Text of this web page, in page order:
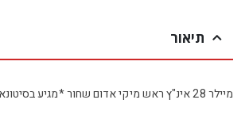
תיאור
מיילר 28 אינ"ץ ראש מיקי אדום שחור *מגיע בסיטונאות חבילה של 5 יח'*